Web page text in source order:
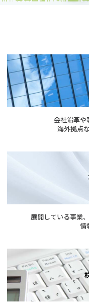
会社沿革や
海外拠点
展開している事業
情